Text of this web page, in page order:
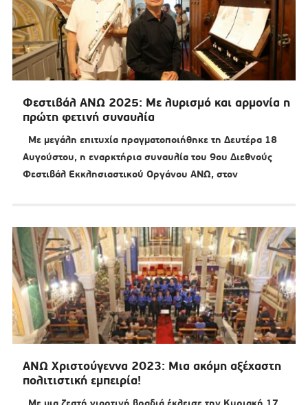
Φεστιβάλ ΑΝΩ 2025: Με λυρισμό και αρμονία η
πρώτη φετινή συναυλία
Με μεγάλη επιτυχία πραγματοποιήθηκε τη Δευτέρα 18
Αυγούστου, η εναρκτήρια συναυλία του 9ου Διεθνούς
Φεστιβάλ Εκκλησιαστικού Οργάνου ΑΝΩ, στον
ΑΝΩ Χριστούγεννα 2023: Μια ακόμη αξέχαστη
πολιτιστική εμπειρία!